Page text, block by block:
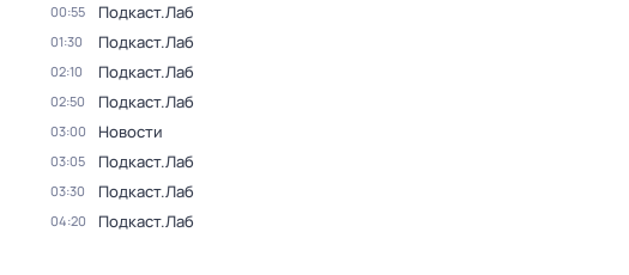
00:55 Подкаст.Лаб
01:30 Подкаст.Лаб
02:10 Подкаст.Лаб
02:50 Подкаст.Лаб
03:00 Новости
03:05 Подкаст.Лаб
03:30 Подкаст.Лаб
04:20 Подкаст.Лаб